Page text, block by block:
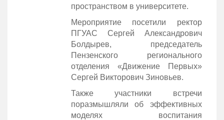
пространством в университете.
Мероприятие посетили ректор
ПГУАС Сергей Александрович
Болдырев, председатель
Пензенского регионального
отделения «Движение Первых»
Сергей Викторович Зиновьев.
Также участники встречи
поразмышляли об эффективных
моделях воспитания